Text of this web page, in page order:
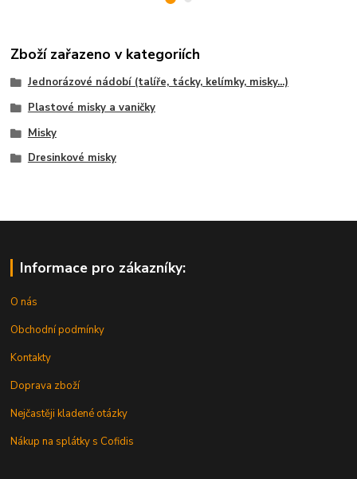
Zboží zařazeno v kategoriích
Jednorázové nádobí (talíře, tácky, kelímky, misky...)
Plastové misky a vaničky
Misky
Dresinkové misky
Informace pro zákazníky:
O nás
Obchodní podmínky
Kontakty
Doprava zboží
Nejčastěji kladené otázky
Nákup na splátky s Cofidis